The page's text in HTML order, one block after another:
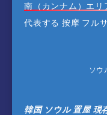
南（カンナム）エリ
代表する 按摩 フル
ソウ
韓国 ソウル 置屋 現